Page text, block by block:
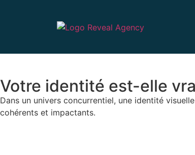
Votre identité est-elle
Dans un univers concurrentiel, une identité
cohérents et impactants.